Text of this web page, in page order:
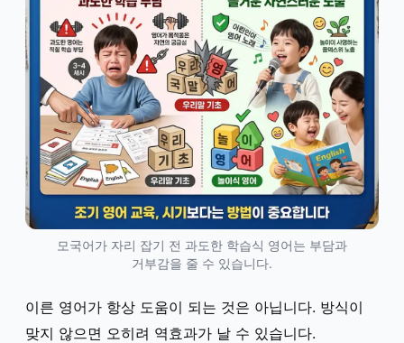
모국어가 자리 잡기 전 과도한 학습식 영어는 부담과
거부감을 줄 수 있습니다.
이른 영어가 항상 도움이 되는 것은 아닙니다. 방식이
맞지 않으면 오히려 역효과가 날 수 있습니다.